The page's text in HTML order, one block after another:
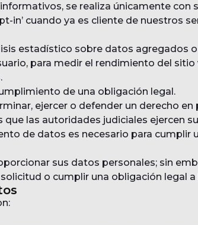
se realiza únicamente con
in’ cuando ya es cliente de nuestros
estadístico sobre datos agregados
para medir el rendimiento del sitio
de una obligación legal.
ejercer o defender un derecho
que las autoridades judiciales ejercen
de datos es necesario para cumplir
sus datos personales; sin
o cumplir una obligación legal